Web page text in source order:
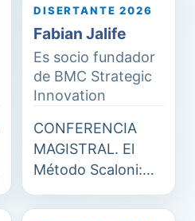
DISERTANTE 2026
Fabian Jalife
Es socio fundador
de BMC Strategic
Innovation
CONFERENCIA
MAGISTRAL. El
Método Scaloni:
estrategia y cultura